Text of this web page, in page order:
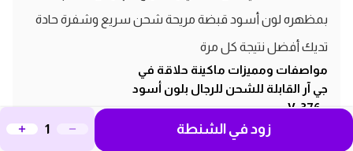
بمظهره لون أسود قبضة مريحة شحن سريع وشفرة حادة
تديك أفضل نتيجة كل مرة
مواصفات ومميزات ماكينة حلاقة في
جي آر القابلة للشحن للرجال بلون أسود
- V-376
ماكينة حلاقة كهربائية للرجال
زود في الشنطة